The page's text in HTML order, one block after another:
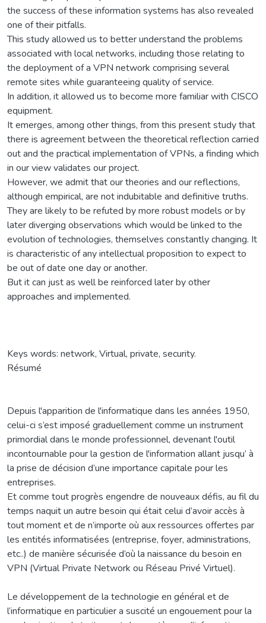
the success of these information systems has also revealed
one of their pitfalls.
This study allowed us to better understand the problems
associated with local networks, including those relating to
the deployment of a VPN network comprising several
remote sites while guaranteeing quality of service.
In addition, it allowed us to become more familiar with CISCO
equipment.
It emerges, among other things, from this present study that
there is agreement between the theoretical reflection carried
out and the practical implementation of VPNs, a finding which
in our view validates our project.
However, we admit that our theories and our reflections,
although empirical, are not indubitable and definitive truths.
They are likely to be refuted by more robust models or by
later diverging observations which would be linked to the
evolution of technologies, themselves constantly changing. It
is characteristic of any intellectual proposition to expect to
be out of date one day or another.
But it can just as well be reinforced later by other
approaches and implemented.
Keys words: network, Virtual, private, security.
Résumé
Depuis l'apparition de l'informatique dans les années 1950,
celui-ci s’est imposé graduellement comme un instrument
primordial dans le monde professionnel, devenant l'outil
incontournable pour la gestion de l'information allant jusqu’ à
la prise de décision d’une importance capitale pour les
entreprises.
Et comme tout progrès engendre de nouveaux défis, au fil du
temps naquit un autre besoin qui était celui d’avoir accès à
tout moment et de n’importe où aux ressources offertes par
les entités informatisées (entreprise, foyer, administrations,
etc..) de manière sécurisée d’où la naissance du besoin en
VPN (Virtual Private Network ou Réseau Privé Virtuel).
Le développement de la technologie en général et de
l’informatique en particulier a suscité un engouement pour la